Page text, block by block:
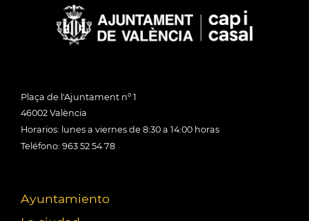
Plaça de l'Ajuntament nº 1
46002 València
Horarios: lunes a viernes de 8:30 a 14:00 horas
Teléfono: 963 52 54 78
Ayuntamiento